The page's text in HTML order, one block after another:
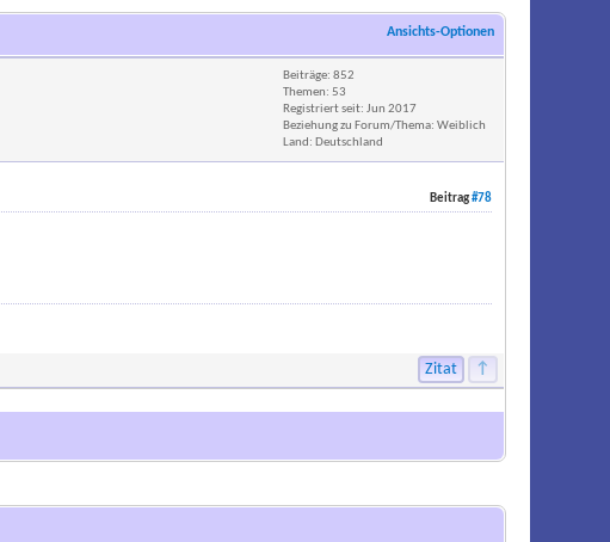
Ansichts-Optionen
Beiträge: 852
Themen: 53
Registriert seit: Jun 2017
Beziehung zu Forum/Thema: Weiblich
Land: Deutschland
Beitrag#78
Zitat ↑